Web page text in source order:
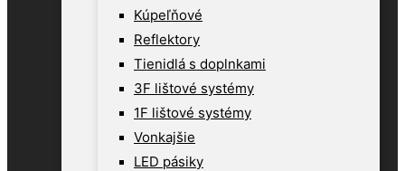
Kúpeľňové
Reflektory
Tienidlá s doplnkami
3F lištové systémy
1F lištové systémy
Vonkajšie
LED pásiky